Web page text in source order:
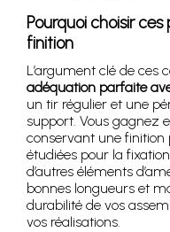
Pourquoi choisir
finition
L’argument clé de ces
adéquation parfaite
un tir régulier et une
support. Vous gagnez
conservant une finition
étudiées pour la
d’autres éléments
bonnes longueurs et
durabilité de vos
vos réalisations.